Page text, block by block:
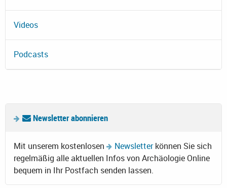
Videos
Podcasts
Newsletter abonnieren
Mit unserem kostenlosen Newsletterkönnen Sie sich
regelmäßig alle aktuellen Infos von Archäologie Online
bequem in Ihr Postfach senden lassen.